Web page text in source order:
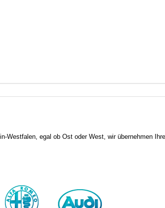
egal ob Ost oder West, wir übernehmen